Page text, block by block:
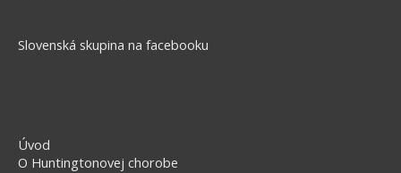
Slovenská skupina na facebooku
Úvod
O Huntingtonovej chorobe